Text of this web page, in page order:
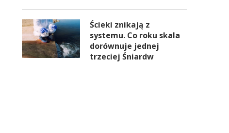
Ścieki znikają z
systemu. Co roku skala
dorównuje jednej
trzeciej Śniardw